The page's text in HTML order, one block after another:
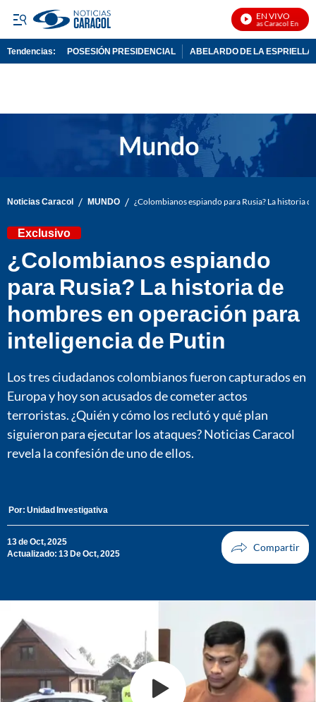
EN VIVO
Noticias Caracol En Vivo
Tendencias: POSESIÓN PRESIDENCIAL ABELARDO DE LA ESPRIELLA
Noticias Caracol / MUNDO / ¿Colombianos espiando para Rusia? La historia
Exclusivo
¿Colombianos espiando
para Rusia? La historia de
hombres en operación para
inteligencia de Putin
Los tres ciudadanos colombianos fueron capturados en
Europa y hoy son acusados de cometer actos
terroristas. ¿Quién y cómo los reclutó y qué plan
siguieron para ejecutar los ataques? Noticias Caracol
revela la confesión de uno de ellos.
Por: Unidad Investigativa
13 de Oct, 2025
Actualizado: 13 De Oct, 2025